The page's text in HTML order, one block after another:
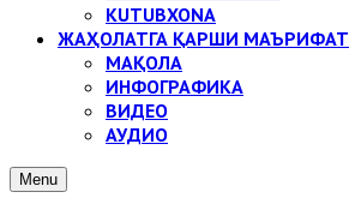
KUTUBXONA
ЖАҲОЛАТГА ҚАРШИ МАЪРИФАТ
МАҚОЛА
ИНФОГРАФИКА
ВИДЕО
АУДИО
Menu